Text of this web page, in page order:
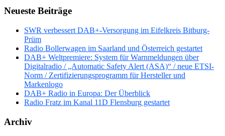
Neueste Beiträge
SWR verbessert DAB+-Versorgung im Eifelkreis Bitburg-
Prüm
Radio Bollerwagen im Saarland und Österreich gestartet
DAB+ Weltpremiere: System für Warnmeldungen über
Digitalradio / „Automatic Safety Alert (ASA)“ / neue ETSI-
Norm / Zertifizierungsprogramm für Hersteller und
Markenlogo
DAB+ Radio in Europa: Der Überblick
Radio Fratz im Kanal 11D Flensburg gestartet
Archiv